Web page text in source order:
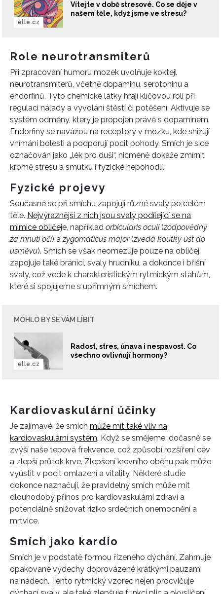
Vítejte v době stresové. Co se děje v
našem těle, když jsme ve stresu?
elle.cz
Role neurotransmiterů
Při zpracování humoru mozek uvolňuje koktejl
neurotransmiterů, včetně dopaminu, serotoninu a
endorfinů. Tyto chemické látky hrají klíčovou roli při
regulaci nálady a vyvolání štěstí či potěšení. Aktivuje se
systém odměny, který je propojen právě s dopaminem.
Endorfiny se navážou na receptory v mozku, kde snižují
vnímání bolesti a podporují pocit pohody. Smích je sice
označován jako „lék pro duši“, nicméně dokáže zmírnit
kromě stresu a smutku i fyzické nepohodlí.
Fyzické projevy
Současně se při smíchu zapojují různé svaly po celém
těle. Nejvýraznější z nich jsou svaly podílející se na
mimice obličeje, například orbicularis oculi(zodpovědný
za mnutí očí) a zygomaticus major(zvedá koutky úst do
úsměvu). Smích se však neomezuje pouze na obličej,
zapojuje také bránici, svaly hrudníku, a dokonce i břišní
svaly, což vede k charakteristickým rytmickým stahům,
které si spojujeme s upřímným smíchem.
MOHLO BY SE VÁM LÍBIT
Radost, stres, únava i nespavost. Co
všechno ovlivňují hormony?
elle.cz
Kardiovaskulární účinky
Je zajímavé, že smích může mít také vliv na
kardiovaskulární systém. Když se smějeme, dočasně se
zvýší naše tepová frekvence, což způsobí rozšíření cév
a zlepší průtok krve. Zlepšení krevního oběhu pak může
vyústit v pocit omlazení a vitality. Některé studie
dokonce naznačují, že pravidelný smích může mít
dlouhodobý přínos pro kardiovaskulární zdraví a
potenciálně snižovat riziko srdečních onemocnění a
mrtvice.
Smích jako kardio
Smích je v podstatě formou řízeného dýchání. Zahrnuje
opakované výdechy doprovázené krátkými pauzami
na nádech. Tento rytmický vzorec nejen procvičuje